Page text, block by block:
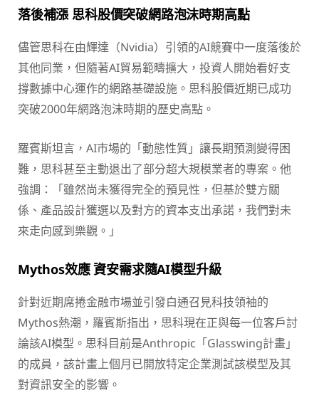
落後補漲 思科股價突破網路泡沫時期高點
儘管思科在由輝達（Nvidia）引領的AI競賽中一度落後於
其他同業，但隨著AI貿易範疇擴大，投資人開始看好支
撐數據中心運作的網路基礎設施。思科股價近期已成功
突破2000年網路泡沫時期的歷史高點。
羅賓斯坦言，AI市場的「動態性質」讓長期預測變得困
難，思科甚至主動退出了部分超大規模業者的專案。他
強調：「雖然尚未獲得完全的預見性，但基於雙方關
係、產品設計獲選以及對方的資本支出承諾，我們對未
來走向感到樂觀。」
Mythos效應 資安需求隨AI模型升級
針對近期席捲金融市場並引發白通召見科技領袖的
Mythos熱潮，羅賓斯指出，思科現在正與每一位客戶討
論該AI模型。思科目前是Anthropic「Glasswing計畫」
的成員，該計畫上個月已開放特定企業測試該模型及其
對資訊安全的影響。